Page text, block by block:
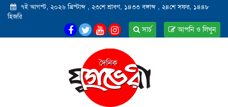
৭ই আগস্ট, ২০২৬ খ্রিস্টাব্দ , ২৩শে শ্রাবণ, ১৪৩৩ বঙ্গাব্দ , ২৪শে সফর, ১৪৪৮
হিজরি
আপনি ও লিখুন
সার্চ